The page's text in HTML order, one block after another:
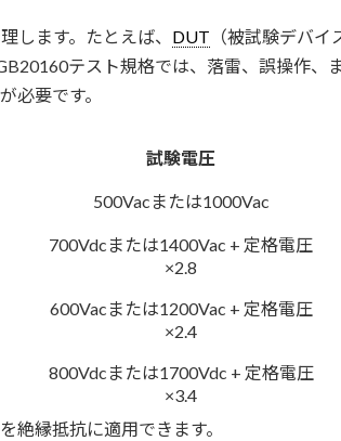
します。たとえば、 DUT （被試験デバ
テスト規格では、落雷、誤操作
必要です。
試験電圧
500Vacまたは1000Vac
700Vdcまたは1400Vac + 定格電圧
×2.8
600Vacまたは1200Vac + 定格電圧
×2.4
800Vdcまたは1700Vdc + 定格電圧
×3.4
絶縁抵抗に適用できます。